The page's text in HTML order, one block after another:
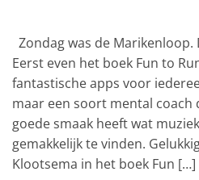
Zondag was de Marikenloop.
Eerst even het boek Fun to
fantastische apps voor
maar een soort mental coach
goede smaak heeft wat
gemakkelijk te vinden.
Klootsema in het boek Fun […]